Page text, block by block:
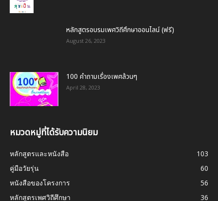
หลักสูตรอบรมเพศวิถีศึกษาออนไลน์ (ฟรี)
August 26, 2023
100 คำถามเรื่องเพศล้วนๆ
April 28, 2023
หมวดหมู่ที่ได้รับความนิยม
หลักสูตรและหนังสือ
103
คู่มือวัยรุ่น
60
หนังสือของโครงการ
56
หลักสูตรเพศวิถีศึกษา
36